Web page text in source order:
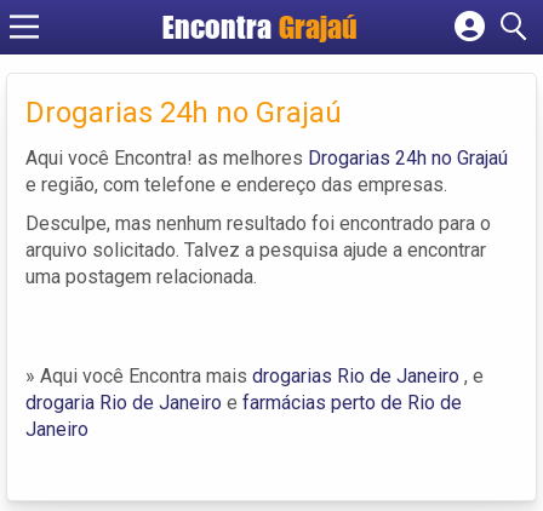
Encontra Grajaú
Cadastrar empresa
Criar conta
Drogarias 24h no Grajaú
Aqui você Encontra! as melhores Drogarias 24h no Grajaú
e região, com telefone e endereço das empresas.
Desculpe, mas nenhum resultado foi encontrado para o
arquivo solicitado. Talvez a pesquisa ajude a encontrar
uma postagem relacionada.
» Aqui você Encontra mais drogarias Rio de Janeiro , e
drogaria Rio de Janeiro e farmácias perto de Rio de
Janeiro